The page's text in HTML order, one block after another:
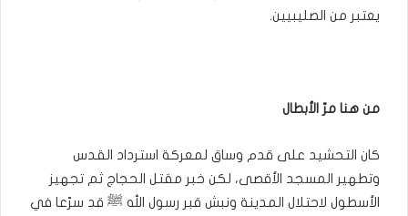
يعتبر من الصليبيين.
من هنا مرّ الأبطال
كان التحشيد على قدم وساق لمعركة استرداد القدس
وتطهير المسجد الأقصى، لكن خبر مقتل الحجاج ثم تجهيز
الأسطول لاحتلال المدينة ونبش قبر رسول الله ﷺ قد سرّعا في